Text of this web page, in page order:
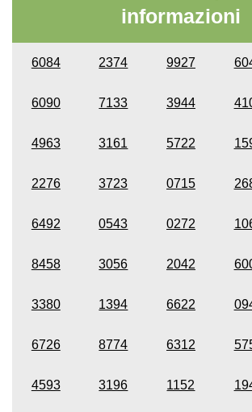
informazioni
6084 2374 9927
6090 7133 3944
4963 3161 5722
2276 3723 0715
6492 0543 0272
8458 3056 2042
3380 1394 6622
6726 8774 6312
4593 3196 1152